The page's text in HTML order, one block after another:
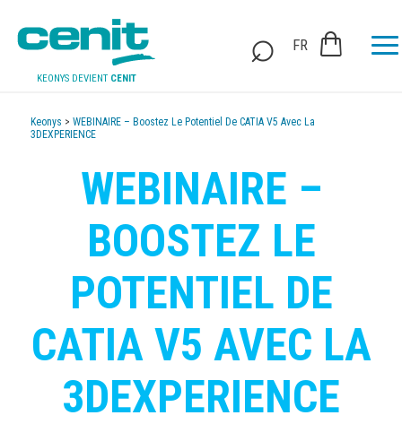
KEONYS DEVIENT CENIT
FR
Keonys >WEBINAIRE – Boostez Le Potentiel De CATIA V5 Avec La
3DEXPERIENCE
WEBINAIRE –
BOOSTEZ LE
POTENTIEL DE
CATIA V5 AVEC LA
3DEXPERIENCE